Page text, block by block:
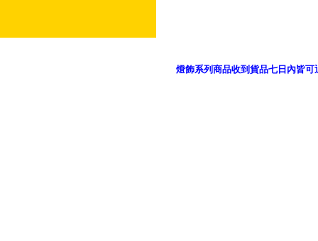
燈飾系列商品收到貨品七日內皆